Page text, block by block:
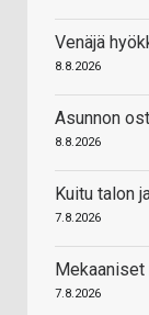
Venäjä
8.8.2026
Asunnon
8.8.2026
Kuitu talon
7.8.2026
7.8.2026